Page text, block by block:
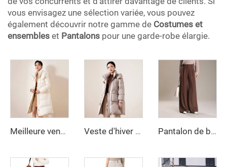
vous envisagez une sélection variée, vous pouvez
également découvrir notre gamme de Costumes et
ensembles et Pantalons pour une garde-robe élargie.
Meilleure vente de vêtements d'hiver personnalisés pour femmes, vestes doudounes, longue doudoune type bubble pour femmes Veste d'hiver matelassée en duvet pour femme, long manteau ample et épais avec col à capuche et fermeture éclair décorative, méthode de tissage non tissé Pantalon de bureau taille mi-haute ou haute pour femme Pantalon long droit à jambes larges pour l'automne hiver